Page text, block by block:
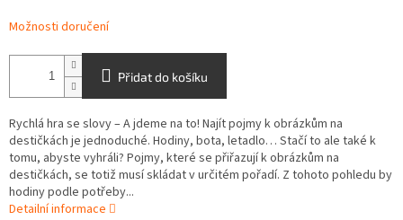
Možnosti doručení
Přidat do košíku
Rychlá hra se slovy – A jdeme na to! Najít pojmy k obrázkům na
destičkách je jednoduché. Hodiny, bota, letadlo… Stačí to ale také k
tomu, abyste vyhráli? Pojmy, které se přiřazují k obrázkům na
destičkách, se totiž musí skládat v určitém pořadí. Z tohoto pohledu by
hodiny podle potřeby...
Detailní informace